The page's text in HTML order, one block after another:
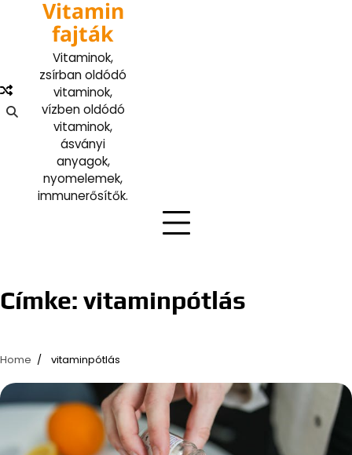
Vitamin
fajták
Vitaminok,
zsírban oldódó
vitaminok,
vízben oldódó
vitaminok,
ásványi
anyagok,
nyomelemek,
immunerősítők.
Címke: vitaminpótlás
Home vitaminpótlás